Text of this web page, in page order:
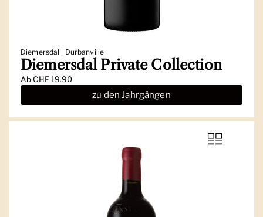
Diemersdal | Durbanville
Diemersdal Private Collection
AbCHF 19.90
zu den Jahrgängen